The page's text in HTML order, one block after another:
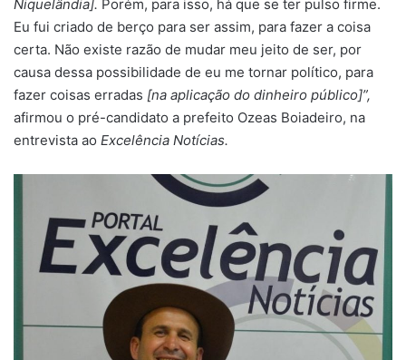
Niquelândia]. Porém, para isso, há que se ter pulso firme.
Eu fui criado de berço para ser assim, para fazer a coisa
certa. Não existe razão de mudar meu jeito de ser, por
causa dessa possibilidade de eu me tornar político, para
fazer coisas erradas [na aplicação do dinheiro público]”,
afirmou o pré-candidato a prefeito Ozeas Boiadeiro, na
entrevista ao Excelência Notícias.